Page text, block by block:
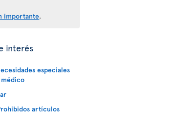
importante.
interés
especiales
artículos